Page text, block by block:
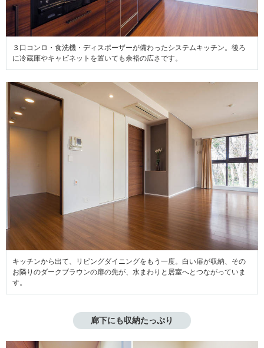
３口コンロ・食洗機・ディスポーザーが備わったシステムキッチン。後ろ
に冷蔵庫やキャビネットを置いても余裕の広さです。
キッチンから出て、リビングダイニングをもう一度。白い扉が収納、その
お隣りのダークブラウンの扉の先が、水まわりと居室へとつながっていま
す。
廊下にも収納たっぷり